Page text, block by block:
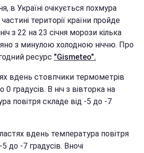
в Україні очікується похмура
території країни пройде
з 22 на 23 січня морози кілька
з минулою холодною ніччю. Про
ресурс "Gismeteo".
вдень стовпчики термометрів
градусів. В ніч з вівторка на
повітря складе від -5 до -7
вдень температура повітря
до -7 градусів. Вночі